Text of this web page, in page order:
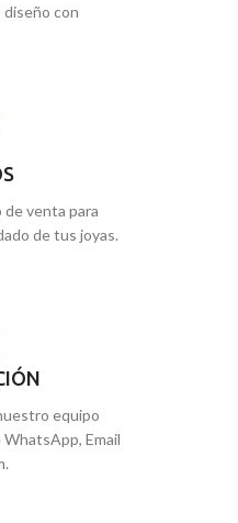
con
te la
de venta para
de tus joyas.
equipo
Email